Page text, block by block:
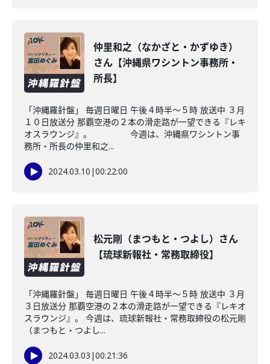
仲里和之（なかざと・かずゆき）
さん【沖縄県ワシントン事務所・
所長】
「沖縄羅針盤」 毎週日曜日 午後４時半～５時 放送中 ３月
１０日放送分 那覇空港の２本の滑走路が一望できる『レキ
オスラウンジ』。 今週は、沖縄県ワシントン事
務所・所長の仲里和之...
2024.03.10 |00:22:00
松元剛（まつもと・つよし）さん
【琉球新報社・常務取締役】
「沖縄羅針盤」 毎週日曜日 午後４時半～５時 放送中 ３月
３日放送分 那覇空港の２本の滑走路が一望できる『レキオ
スラウンジ』。 今週は、琉球新報社・常務取締役の松元剛
（まつもと・つよし...
2024.03.03 |00:21:36